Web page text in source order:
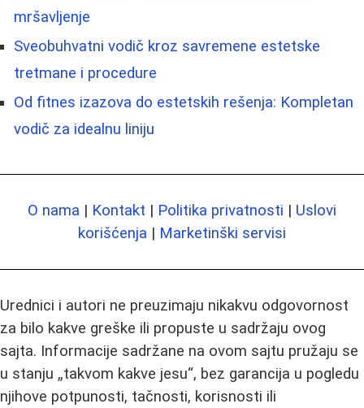
mršavljenje
Sveobuhvatni vodič kroz savremene estetske
tretmane i procedure
Od fitnes izazova do estetskih rešenja: Kompletan
vodič za idealnu liniju
O nama | Kontakt | Politika privatnosti | Uslovi
korišćenja | Marketinški servisi
Urednici i autori ne preuzimaju nikakvu odgovornost
za bilo kakve greške ili propuste u sadržaju ovog
sajta. Informacije sadržane na ovom sajtu pružaju se
u stanju „takvom kakve jesu“, bez garancija u pogledu
njihove potpunosti, tačnosti, korisnosti ili